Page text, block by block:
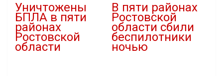
Уничтожены
БПЛА в пяти
районах
Ростовской
области
В пяти районах
Ростовской
области сбили
беспилотники
ночью